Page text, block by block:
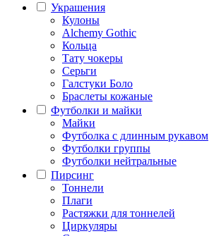
Украшения
Кулоны
Alchemy Gothic
Кольца
Тату чокеры
Серьги
Галстуки Боло
Браслеты кожаные
Футболки и майки
Майки
Футболка с длинным рукавом
Футболки группы
Футболки нейтральные
Пирсинг
Тоннели
Плаги
Растяжки для тоннелей
Циркуляры